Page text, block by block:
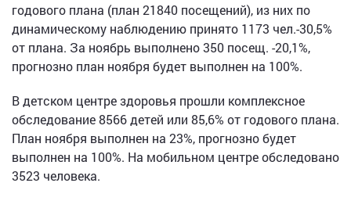
годового плана (план 21840 посещений), из них по
динамическому наблюдению принято 1173 чел.-30,5%
от плана. За ноябрь выполнено 350 посещ. -20,1%,
прогнозно план ноября будет выполнен на 100%.
В детском центре здоровья прошли комплексное
обследование 8566 детей или 85,6% от годового плана.
План ноября выполнен на 23%, прогнозно будет
выполнен на 100%. На мобильном центре обследовано
3523 человека.